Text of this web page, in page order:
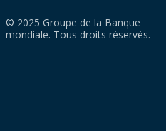
© 2025 Groupe de la Banque
mondiale. Tous droits réservés.